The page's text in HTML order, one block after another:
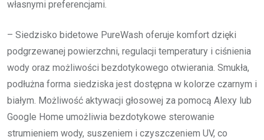
własnymi preferencjami.
– Siedzisko bidetowe PureWash oferuje komfort dzięki
podgrzewanej powierzchni, regulacji temperatury i ciśnienia
wody oraz możliwości bezdotykowego otwierania. Smukła,
podłużna forma siedziska jest dostępna w kolorze czarnym i
białym. Możliwość aktywacji głosowej za pomocą Alexy lub
Google Home umożliwia bezdotykowe sterowanie
strumieniem wody, suszeniem i czyszczeniem UV, co